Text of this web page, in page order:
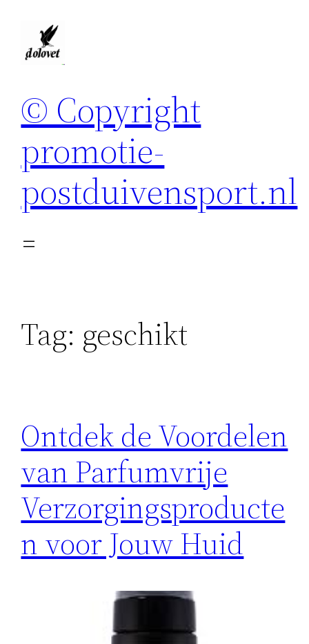
© Copyright
promotie-
postduivensport.nl
Tag: geschikt
Ontdek de Voordelen
van Parfumvrije
Verzorgingsproducte
n voor Jouw Huid